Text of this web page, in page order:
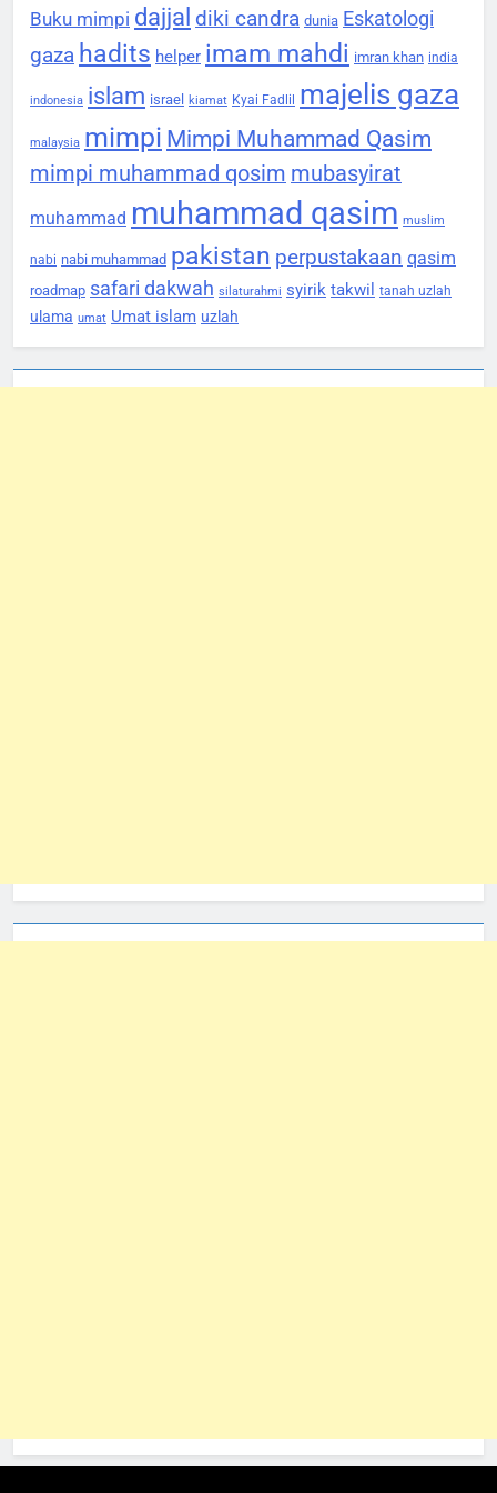
Buku mimpi dajjal diki candra dunia Eskatologi
gaza hadits helper imam mahdi imran khan india
indonesia islam israel kiamat Kyai Fadlil majelis gaza
malaysia mimpi Mimpi Muhammad Qasim
mimpi muhammad qosim mubasyirat
muhammad muhammad qasim muslim
nabi nabi muhammad pakistan perpustakaan qasim
roadmap safari dakwah silaturahmi syirik takwil tanah uzlah
ulama umat Umat islam uzlah